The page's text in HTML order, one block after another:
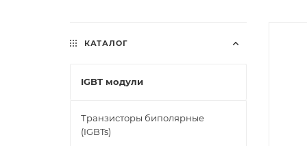
КАТАЛОГ
IGBT модули
Транзисторы биполярные
(IGBTs)